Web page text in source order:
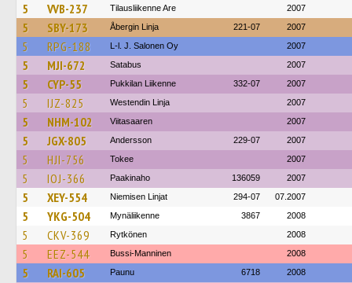
5 VVB-237 Tilausliikenne Are 2007
5 SBY-173 Åbergin Linja 221-07 2007
5 RPG-188 L-l. J. Salonen Oy 2007
5 MJI-672 Satabus 2007
5 CYP-55 Pukkilan Liikenne 332-07 2007
5 IJZ-825 Westendin Linja 2007
5 NHM-102 Viitasaaren 2007
5 JGX-805 Andersson 229-07 2007
5 HJI-756 Tokee 2007
5 IOJ-366 Paakinaho 136059 2007
5 XEY-554 Niemisen Linjat 294-07 07.2007
5 YKG-504 Mynäliikenne 3867 2008
5 CKV-369 Rytkönen 2008
5 EEZ-544 Bussi-Manninen 2008
5 RAI-605 Paunu 6718 2008